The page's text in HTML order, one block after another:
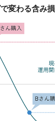
変わる含み